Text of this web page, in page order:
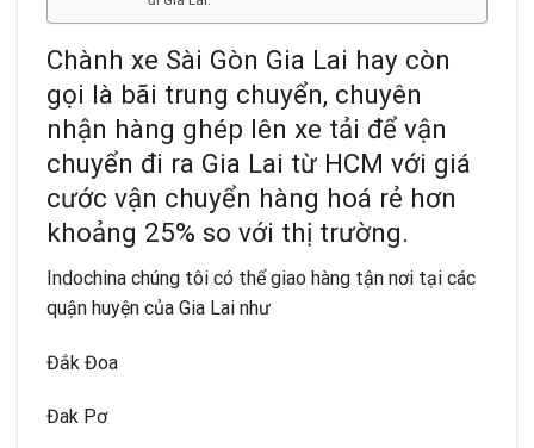
Chành xe Sài Gòn Gia Lai hay còn
gọi là bãi trung chuyển, chuyên
nhận hàng ghép lên xe tải để vận
chuyển đi ra Gia Lai từ HCM với giá
cước vận chuyển hàng hoá rẻ hơn
khoảng 25% so với thị trường.
Indochina chúng tôi có thể giao hàng tận nơi tại các
quận huyện của Gia Lai như
Đắk Đoa
Đak Pơ